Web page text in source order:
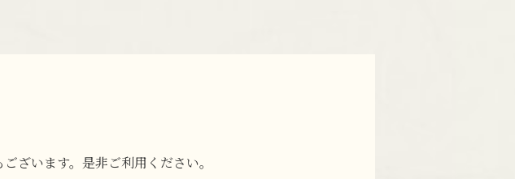
ざいます。是非ご利用ください。